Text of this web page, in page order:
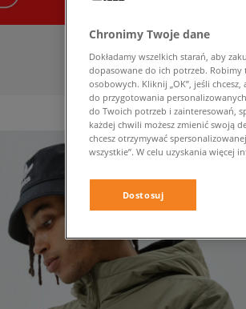
Chronimy Twoje dane
Dokładamy wszelkich starań, aby
dopasowane do ich potrzeb. Robimy
osobowych. Kliknij „OK”, jeśli
do przygotowania
do Twoich potrzeb i zainteresowań,
każdej chwili możesz zmienić swoją
chcesz otrzymywać
wszystkie”. W celu uzyskania więcej
Dostosuj